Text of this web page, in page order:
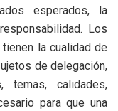
esperados, la
Los
la cualidad de
de delegación,
temas, calidades,
para que una